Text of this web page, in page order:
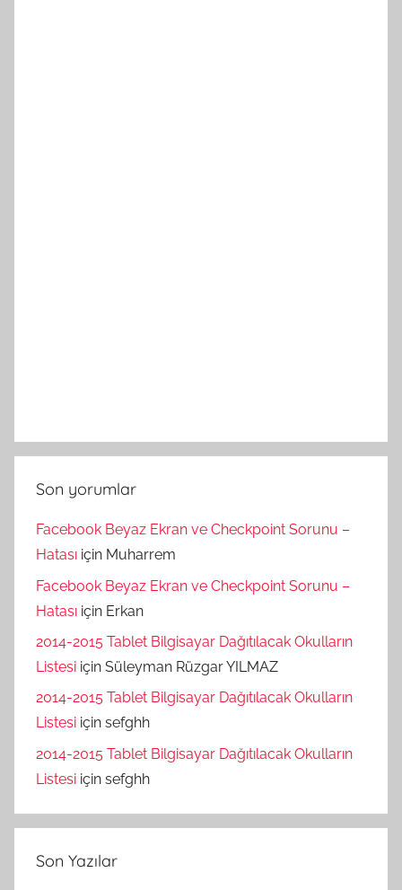
Son yorumlar
Facebook Beyaz Ekran ve Checkpoint Sorunu –
Hatası için Muharrem
Facebook Beyaz Ekran ve Checkpoint Sorunu –
Hatası için Erkan
2014-2015 Tablet Bilgisayar Dağıtılacak Okulların
Listesi için Süleyman Rüzgar YILMAZ
2014-2015 Tablet Bilgisayar Dağıtılacak Okulların
Listesi için sefghh
2014-2015 Tablet Bilgisayar Dağıtılacak Okulların
Listesi için sefghh
Son Yazılar